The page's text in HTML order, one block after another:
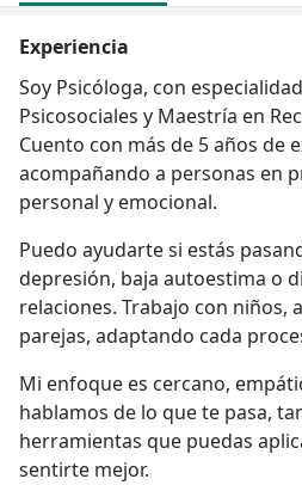
Experiencia
Soy Psicóloga, con
Psicosociales y Maestría en
Cuento con más de 5 años de
acompañando a personas en
personal y emocional.
Puedo ayudarte si estás
depresión, baja autoestima o
relaciones. Trabajo con niños,
parejas, adaptando cada
Mi enfoque es cercano,
hablamos de lo que te pasa,
herramientas que puedas
sentirte mejor.